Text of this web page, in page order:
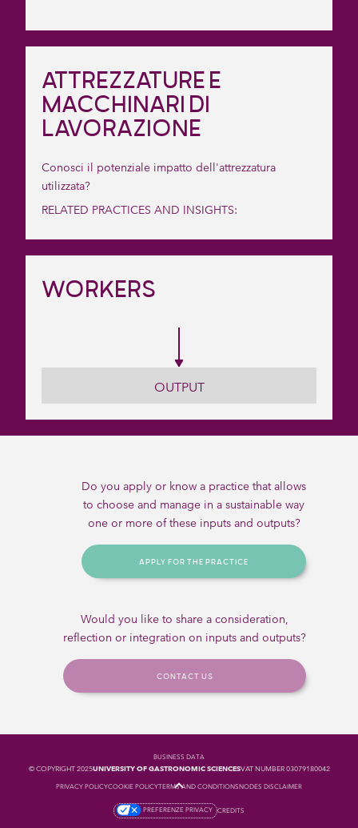
ATTREZZATURE E
MACCHINARI DI
LAVORAZIONE
Conosci il potenziale impatto dell'attrezzatura
utilizzata?
RELATED PRACTICES AND INSIGHTS:
WORKERS
OUTPUT
Do you apply or know a practice that allows
to choose and manage in a sustainable way
one or more of these inputs and outputs?
APPLY FOR THE PRACTICE
Would you like to share a consideration,
reflection or integration on inputs and outputs?
CONTACT US
© COPYRIGHT 2025UNIVERSITY OF GASTRONOMIC SCIENCESVAT NUMBER 03079180042
BUSINESS DATA
PRIVACY POLICYCOOKIE POLICYTERMS AND CONDITIONSNODES DISCLAIMER
PREFERENZE PRIVACY CREDITS